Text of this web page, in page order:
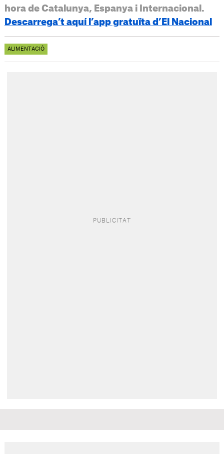
hora de Catalunya, Espanya i Internacional.
Descarrega’t aquí l’app gratuïta d’El Nacional
ALIMENTACIÓ